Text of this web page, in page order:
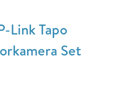
Link Tapo
Set